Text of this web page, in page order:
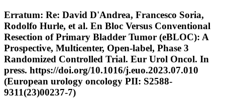
Erratum: Re: David D'Andrea, Francesco Soria,
Rodolfo Hurle, et al. En Bloc Versus Conventional
Resection of Primary Bladder Tumor (eBLOC): A
Prospective, Multicenter, Open-label, Phase 3
Randomized Controlled Trial. Eur Urol Oncol. In
press. https://doi.org/10.1016/j.euo.2023.07.010
(European urology oncology PII: S2588-
9311(23)00237-7)